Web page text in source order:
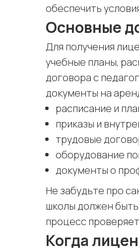
обеспечить
Основные
Для получения
учебные планы,
договора с
документы на
расписание и
приказы и
трудовые
оборудование
документы о
Не забудьте про
школы должен
процесс
Когда